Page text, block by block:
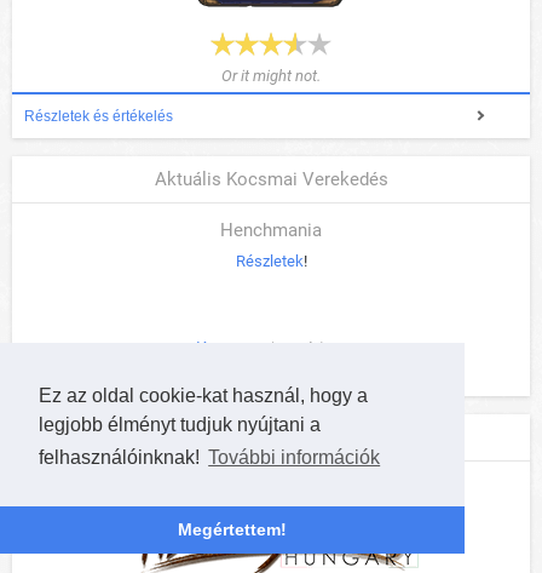
Ez az oldal cookie-kat használ, hogy a
legjobb élményt tudjuk nyújtani a
felhasználóinknak! További információk
Megértettem!
Or it might not.
Részletek és értékelés
Aktuális Kocsmai Verekedés
Henchmania
Részletek!
Kezdés:
08.05. (Szerda) - 19:00
Támogass minket